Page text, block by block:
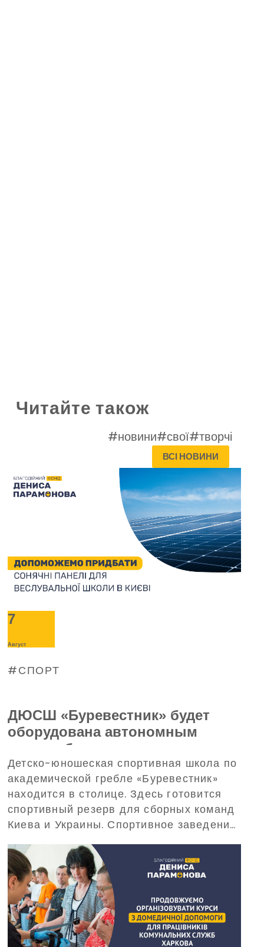
Читайте також
#новини#свої#творчі
ВСІ НОВИНИ
7
Август
СПОРТ
ДЮСШ «Буревестник» будет
оборудована автономным
энергообеспечением – поможет
в этом Благотворительный
фонд Дениса Парамонова
Детско-юношеская спортивная школа по
академической гребле «Буревестник»
находится в столице. Здесь готовится
спортивный резерв для сборных команд
Киева и Украины. Спортивное заведение
электропитания при масштабных
отключениях электроэнергии. С такой
просьбой о помощи в Фонд обратилось
руководство «Буревестника».